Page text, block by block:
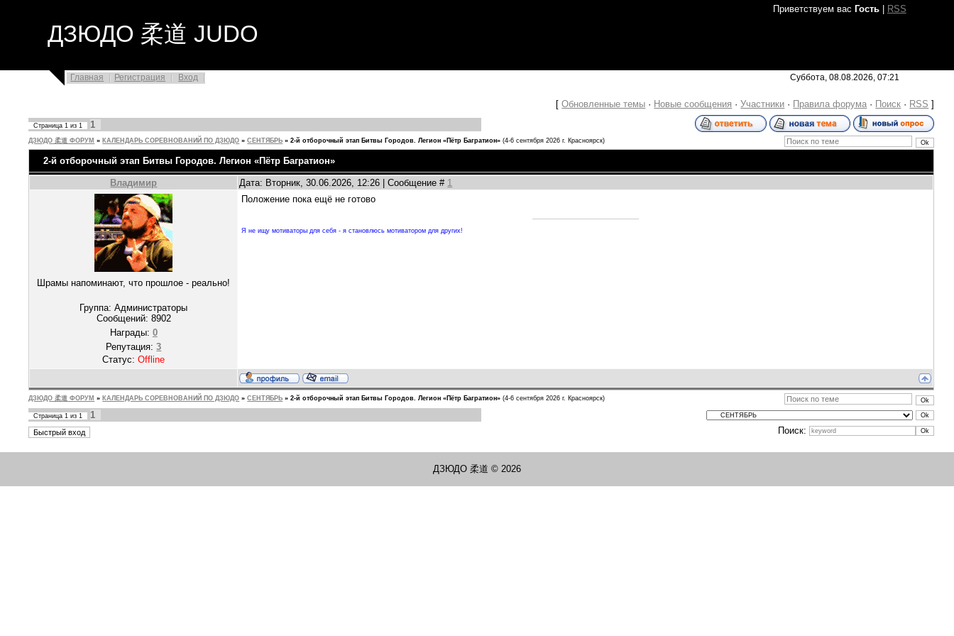
Приветствуем вас Гость| RSS
ДЗЮДО 柔道 JUDO
Главная Регистрация Вход Суббота, 08.08.2026, 07:21
[ Обновленные темы · Новые сообщения · Участники · Правила форума · Поиск · RSS ]
Страница1 из1 1
ДЗЮДО 柔道 ФОРУМ » КАЛЕНДАРЬ СОРЕВНОВАНИЙ ПО ДЗЮДО » СЕНТЯБРЬ » 2-й отборочный этап Битвы Городов. Легион «Пётр Багратион» (4-6 сентября 2026 г. Красноярск)
2-й отборочный этап Битвы Городов. Легион «Пётр Багратион»
Владимир Дата: Вторник, 30.06.2026, 12:26 | Сообщение # 1
Шрамы напоминают, что прошлое - реально!
Группа: Администраторы
Сообщений: 8902
Награды: 0
Репутация:3
Статус:Offline
Положение пока ещё не готово
Я не ищу мотиваторы для себя - я становлюсь мотиватором для других!
ДЗЮДО 柔道 ФОРУМ » КАЛЕНДАРЬ СОРЕВНОВАНИЙ ПО ДЗЮДО » СЕНТЯБРЬ » 2-й отборочный этап Битвы Городов. Легион «Пётр Багратион» (4-6 сентября 2026 г. Красноярск)
Страница1 из1
1
Поиск:
ДЗЮДО 柔道 © 2026